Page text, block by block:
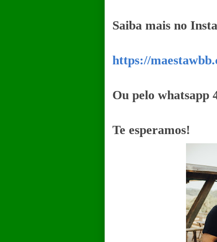
Saiba mais no
https://
Ou pelo whatsapp
Te esperamos!